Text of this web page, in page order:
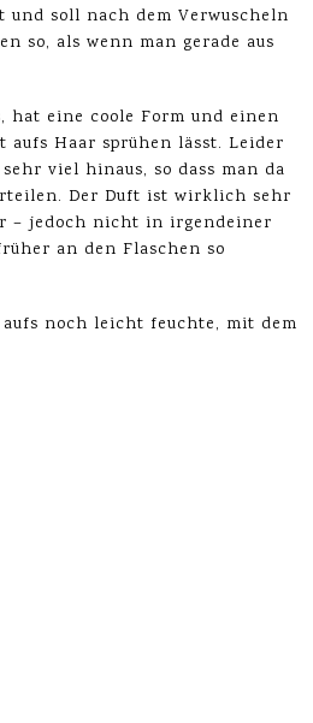
und soll nach dem Verwuscheln
so, als wenn man gerade aus
hat eine coole Form und einen
aufs Haar sprühen lässt. Leider
viel hinaus, so dass man da
Der Duft ist wirklich sehr
– jedoch nicht in irgendeiner
an den Flaschen so
noch leicht feuchte, mit dem